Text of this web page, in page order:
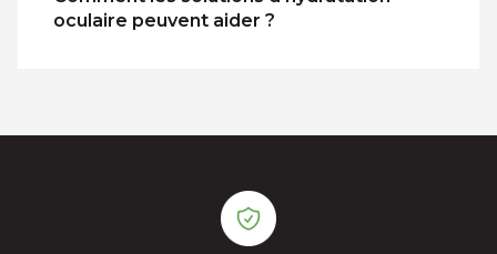
oculaire peuvent aider ?